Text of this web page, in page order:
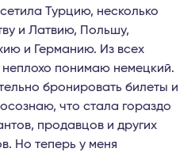
Турцию, несколько
и Латвию, Польшу,
и Германию. Из всех
неплохо понимаю немецкий.
бронировать билеты и
что стала гораздо
продавцов и других
Но теперь у меня